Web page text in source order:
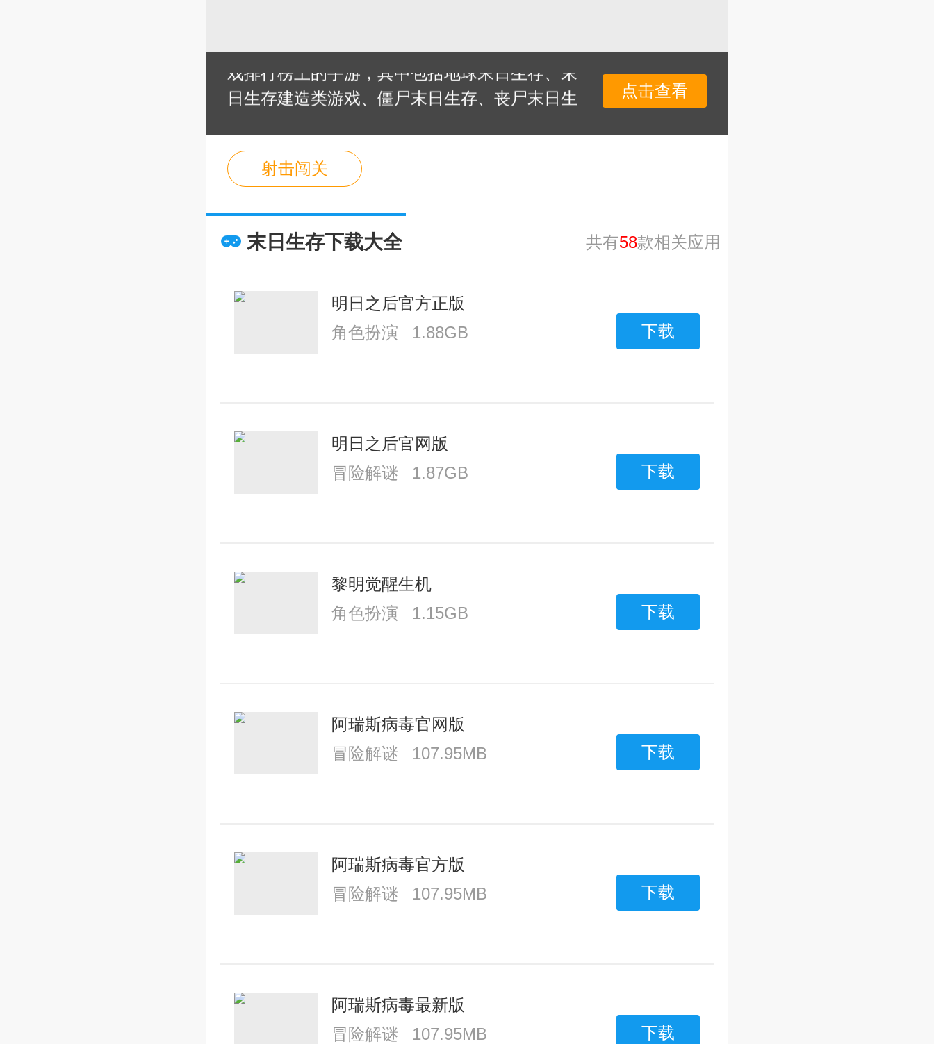
日生存建造类游戏、僵尸末日生存、丧尸末日生
自由选择下载，体验一场绝不会让你失望的生存
冒险！
点击查看
射击闯关
末日生存下载大全 共有58款相关应用
明日之后官方正版
角色扮演
1.88GB 下载
明日之后官网版
冒险解谜
1.87GB 下载
黎明觉醒生机
角色扮演
1.15GB 下载
阿瑞斯病毒官网版
冒险解谜
107.95MB 下载
阿瑞斯病毒官方版
冒险解谜
107.95MB 下载
阿瑞斯病毒最新版
冒险解谜
107.95MB 下载